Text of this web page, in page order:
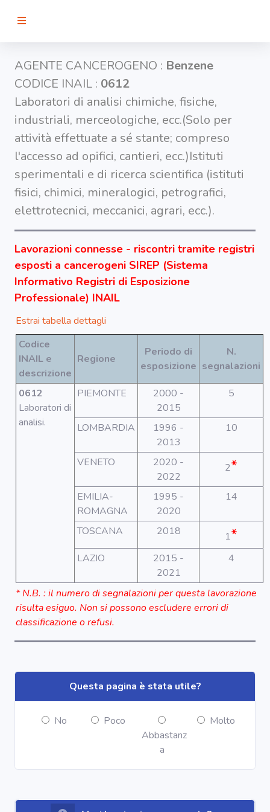
Agenti
Lavorazioni
bersaglio
Visualizza
Segnala dati
rilevati in
Home
AGENTE CANCEROGENO : Benzene
CODICE INAIL : 0612
Laboratori di analisi chimiche, fisiche,
industriali, merceologiche, ecc.(Solo per
attività effettuate a sé stante; compreso
l'accesso ad opifici, cantieri, ecc.)Istituti
sperimentali e di ricerca scientifica (istituti
fisici, chimici, mineralogici, petrografici,
elettrotecnici, meccanici, agrari, ecc.).
Lavorazioni connesse - riscontri tramite registri
esposti a cancerogeni SIREP (Sistema
Informativo Registri di Esposizione
Professionale) INAIL
Estrai tabella dettagli
Codice
INAIL e
descrizione
Regione
Periodo di
esposizione
N.
segnalazioni
0612
Laboratori di
analisi.
PIEMONTE
2000 -
2015
5
LOMBARDIA
1996 -
2013
10
VENETO
2020 -
2022
2*
EMILIA-
ROMAGNA
1995 -
2020
14
TOSCANA 2018 1*
LAZIO
2015 -
2021
4
* N.B. : il numero di segnalazioni per questa lavorazione
risulta esiguo. Non si possono escludere errori di
classificazione o refusi.
Questa pagina è stata utile?
No
Poco
Abbastanz
a
Molto